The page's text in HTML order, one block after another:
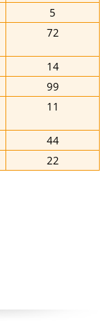
5
72
14
99
11
44
22